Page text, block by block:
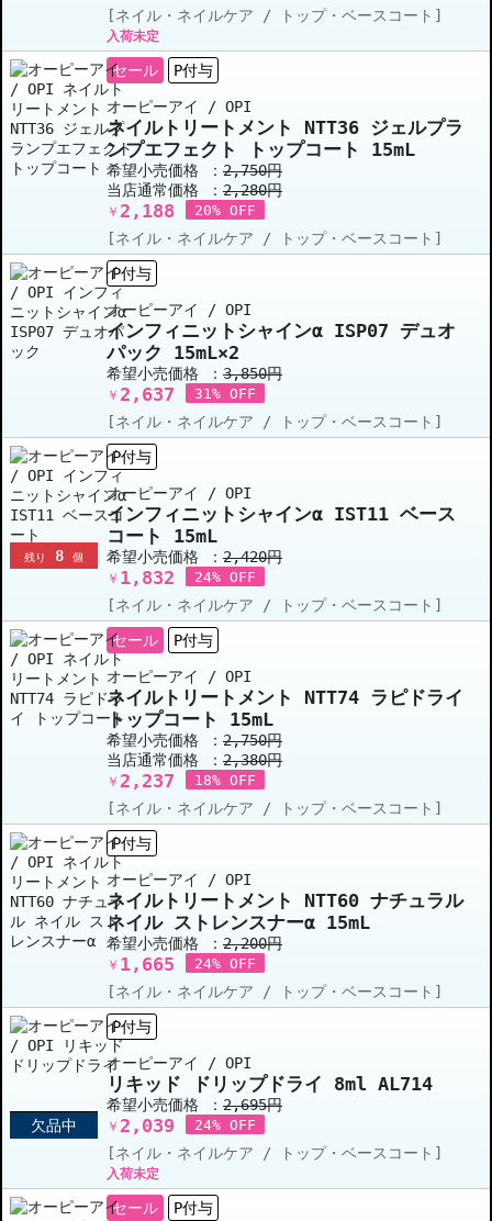
[ネイル・ネイルケア / トップ・ベースコート]
入荷未定
セール P付与
オーピーアイ / OPI
ネイルトリートメント NTT36 ジェルプラ
ンプエフェクト トップコート 15mL
希望小売価格 ： 2,750円
当店通常価格 ： 2,280円
￥ 2,188 20% OFF
[ネイル・ネイルケア / トップ・ベースコート]
P付与
オーピーアイ / OPI
インフィニットシャインα ISP07 デュオ
パック 15mL×2
希望小売価格 ： 3,850円
￥ 2,637 31% OFF
[ネイル・ネイルケア / トップ・ベースコート]
残り 8 個
P付与
オーピーアイ / OPI
インフィニットシャインα IST11 ベース
コート 15mL
希望小売価格 ： 2,420円
￥ 1,832 24% OFF
[ネイル・ネイルケア / トップ・ベースコート]
セール
P付与
オーピーアイ / OPI
ネイルトリートメント NTT74 ラピドライ
トップコート 15mL
希望小売価格 ： 2,750円
当店通常価格 ： 2,380円
￥ 2,237 18% OFF
[ネイル・ネイルケア / トップ・ベースコート]
P付与
オーピーアイ / OPI
ネイルトリートメント NTT60 ナチュラル
ネイル ストレンスナーα 15mL
希望小売価格 ： 2,200円
￥ 1,665 24% OFF
[ネイル・ネイルケア / トップ・ベースコート]
欠品中
P付与
オーピーアイ / OPI
リキッド ドリップドライ 8ml AL714
希望小売価格 ： 2,695円
￥ 2,039 24% OFF
[ネイル・ネイルケア / トップ・ベースコート]
入荷未定
セール P付与